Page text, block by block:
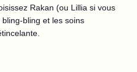
Rakan (ou Lillia si vous
bling et les soins